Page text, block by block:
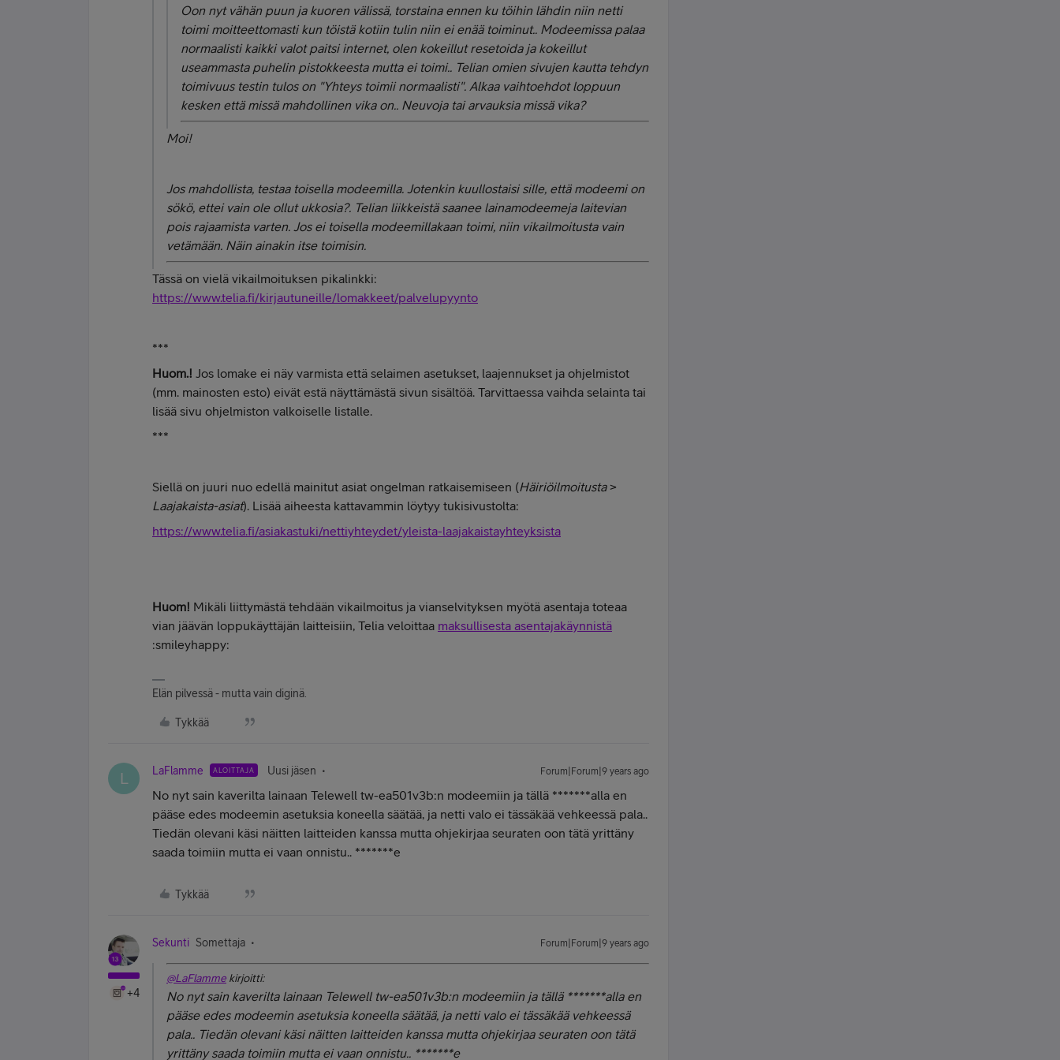
Oon nyt vähän puun ja kuoren välissä, torstaina ennen ku töihin lähdin niin netti
toimi moitteettomasti kun töistä kotiin tulin niin ei enää toiminut.. Modeemissa palaa
normaalisti kaikki valot paitsi internet, olen kokeillut resetoida ja kokeillut
useammasta puhelin pistokkeesta mutta ei toimi.. Telian omien sivujen kautta tehdyn
toimivuus testin tulos on "Yhteys toimii normaalisti". Alkaa vaihtoehdot loppuun
kesken että missä mahdollinen vika on.. Neuvoja tai arvauksia missä vika?
Moi!
Jos mahdollista, testaa toisella modeemilla. Jotenkin kuullostaisi sille, että modeemi on
sökö, ettei vain ole ollut ukkosia?. Telian liikkeistä saanee lainamodeemeja laitevian
pois rajaamista varten. Jos ei toisella modeemillakaan toimi, niin vikailmoitusta vain
vetämään. Näin ainakin itse toimisin.
Tässä on vielä vikailmoituksen pikalinkki:
https://www.telia.fi/kirjautuneille/lomakkeet/palvelupyynto
***
Huom.! Jos lomake ei näy varmista että selaimen asetukset, laajennukset ja ohjelmistot
(mm. mainosten esto) eivät estä näyttämästä sivun sisältöä. Tarvittaessa vaihda selainta tai
lisää sivu ohjelmiston valkoiselle listalle.
***
Siellä on juuri nuo edellä mainitut asiat ongelman ratkaisemiseen (Häiriöilmoitusta >
Laajakaista-asiat). Lisää aiheesta kattavammin löytyy tukisivustolta:
https://www.telia.fi/asiakastuki/nettiyhteydet/yleista-laajakaistayhteyksista
Huom! Mikäli liittymästä tehdään vikailmoitus ja vianselvityksen myötä asentaja toteaa
vian jäävän loppukäyttäjän laitteisiin, Telia veloittaa maksullisesta asentajakäynnistä
:smileyhappy:
Elän pilvessä - mutta vain diginä.
Tykkää
L LaFlamme ALOITTAJA Uusi jäsen Forum|Forum|9 years ago
No nyt sain kaverilta lainaan Telewell tw-ea501v3b:n modeemiin ja tällä *******alla en
pääse edes modeemin asetuksia koneella säätää, ja netti valo ei tässäkää vehkeessä pala..
Tiedän olevani käsi näitten laitteiden kanssa mutta ohjekirjaa seuraten oon tätä yrittäny
saada toimiin mutta ei vaan onnistu.. *******e
Tykkää
+4
Sekunti Somettaja Forum|Forum|9 years ago
@LaFlamme kirjoitti:
No nyt sain kaverilta lainaan Telewell tw-ea501v3b:n modeemiin ja tällä *******alla en
pääse edes modeemin asetuksia koneella säätää, ja netti valo ei tässäkää vehkeessä
pala.. Tiedän olevani käsi näitten laitteiden kanssa mutta ohjekirjaa seuraten oon tätä
yrittäny saada toimiin mutta ei vaan onnistu.. *******e